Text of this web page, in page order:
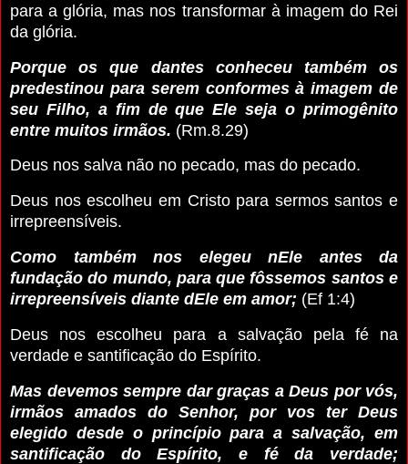
para a glória, mas nos transformar à imagem do Rei
da glória.
Porque os que dantes conheceu também os
predestinou para serem conformes à imagem de
seu Filho, a fim de que Ele seja o primogênito
entre muitos irmãos. (Rm.8.29)
Deus nos salva não no pecado, mas do pecado.
Deus nos escolheu em Cristo para sermos santos e
irrepreensíveis.
Como também nos elegeu nEle antes da
fundação do mundo, para que fôssemos santos e
irrepreensíveis diante dEle em amor; (Ef 1:4)
Deus nos escolheu para a salvação pela fé na
verdade e santificação do Espírito.
Mas devemos sempre dar graças a Deus por vós,
irmãos amados do Senhor, por vos ter Deus
elegido desde o princípio para a salvação, em
santificação do Espírito, e fé da verdade;